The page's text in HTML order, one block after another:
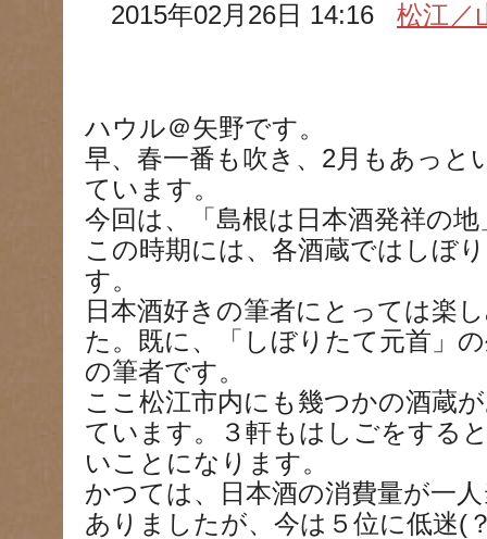
2015年02月26日 14:16松江／
ハウル＠矢野です。
早、春一番も吹き、2月もあっと
ています。
今回は、「島根は日本酒発祥の
この時期には、各酒蔵ではしぼ
す。
日本酒好きの筆者にとっては楽
た。既に、「しぼりたて元首」
の筆者です。
ここ松江市内にも幾つかの酒蔵
ています。３軒もはしごをする
いことになります。
かつては、日本酒の消費量が一
ありましたが、今は５位に低迷(